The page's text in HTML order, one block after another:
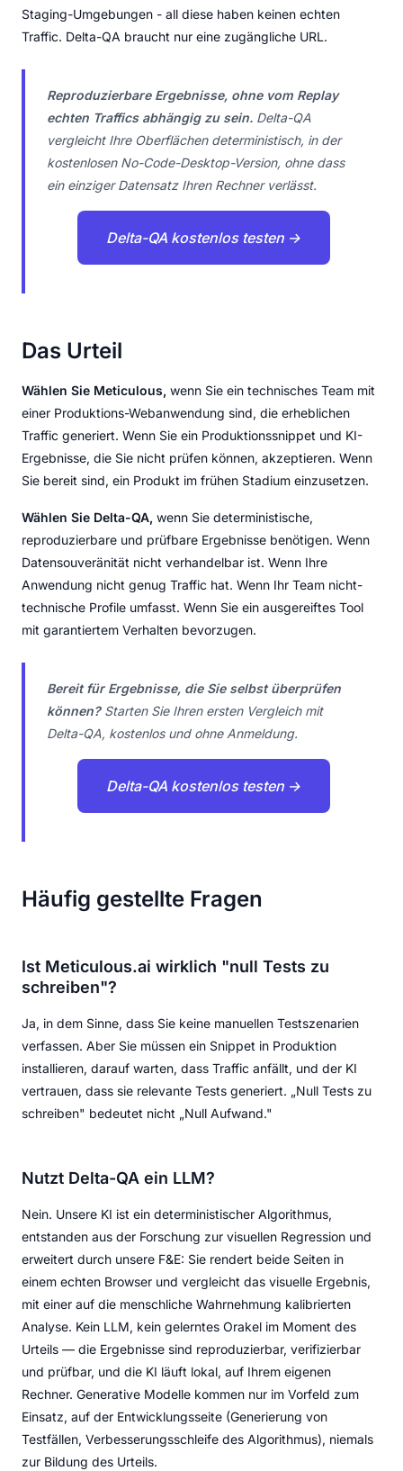
Staging-Umgebungen - all diese haben keinen echten
Traffic. Delta-QA braucht nur eine zugängliche URL.
Reproduzierbare Ergebnisse, ohne vom Replay
echten Traffics abhängig zu sein. Delta-QA
vergleicht Ihre Oberflächen deterministisch, in der
kostenlosen No-Code-Desktop-Version, ohne dass
ein einziger Datensatz Ihren Rechner verlässt.
Delta-QA kostenlos testen →
Das Urteil
Wählen Sie Meticulous, wenn Sie ein technisches Team mit
einer Produktions-Webanwendung sind, die erheblichen
Traffic generiert. Wenn Sie ein Produktionssnippet und KI-
Ergebnisse, die Sie nicht prüfen können, akzeptieren. Wenn
Sie bereit sind, ein Produkt im frühen Stadium einzusetzen.
Wählen Sie Delta-QA, wenn Sie deterministische,
reproduzierbare und prüfbare Ergebnisse benötigen. Wenn
Datensouveränität nicht verhandelbar ist. Wenn Ihre
Anwendung nicht genug Traffic hat. Wenn Ihr Team nicht-
technische Profile umfasst. Wenn Sie ein ausgereiftes Tool
mit garantiertem Verhalten bevorzugen.
Bereit für Ergebnisse, die Sie selbst überprüfen
können?Starten Sie Ihren ersten Vergleich mit
Delta-QA, kostenlos und ohne Anmeldung.
Delta-QA kostenlos testen →
Häufig gestellte Fragen
Ist Meticulous.ai wirklich "null Tests zu
schreiben"?
Ja, in dem Sinne, dass Sie keine manuellen Testszenarien
verfassen. Aber Sie müssen ein Snippet in Produktion
installieren, darauf warten, dass Traffic anfällt, und der KI
vertrauen, dass sie relevante Tests generiert. „Null Tests zu
schreiben" bedeutet nicht „Null Aufwand."
Nutzt Delta-QA ein LLM?
Nein. Unsere KI ist ein deterministischer Algorithmus,
entstanden aus der Forschung zur visuellen Regression und
erweitert durch unsere F&E: Sie rendert beide Seiten in
einem echten Browser und vergleicht das visuelle Ergebnis,
mit einer auf die menschliche Wahrnehmung kalibrierten
Analyse. Kein LLM, kein gelerntes Orakel im Moment des
Urteils — die Ergebnisse sind reproduzierbar, verifizierbar
und prüfbar, und die KI läuft lokal, auf Ihrem eigenen
Rechner. Generative Modelle kommen nur im Vorfeld zum
Einsatz, auf der Entwicklungsseite (Generierung von
Testfällen, Verbesserungsschleife des Algorithmus), niemals
zur Bildung des Urteils.